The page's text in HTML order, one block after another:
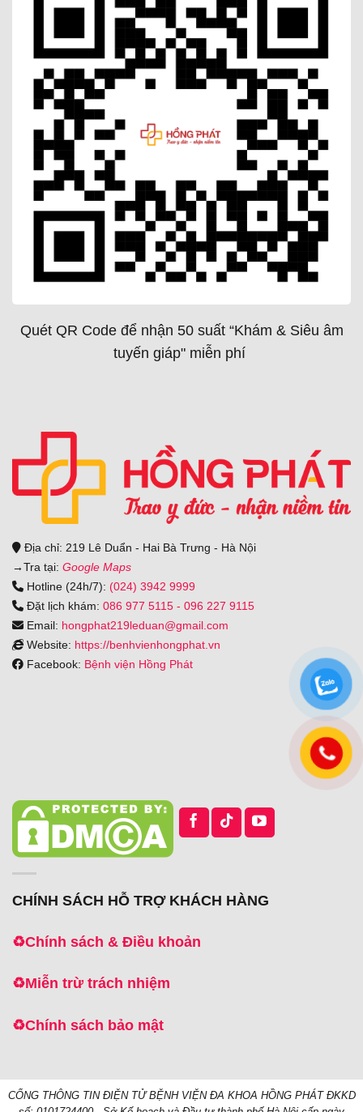
Địa chỉ: 219 Lê Duẩn - Hai Bà Trưng - Hà Nội
→Tra tại: Google Maps
Hotline (24h/7): (024) 3942 9999
Đặt lịch khám: 086 977 5115 - 096 227 9115
Email: hongphat219leduan@gmail.com
Website: https://benhvienhongphat.vn
Facebook: Bệnh viện Hồng Phát
CHÍNH SÁCH HỖ TRỢ KHÁCH HÀNG
♻️Chính sách & Điều khoản
♻️Miễn trừ trách nhiệm
♻️Chính sách bảo mật
Quét QR Code để nhận 50 suất “Khám & Siêu âm
tuyến giáp" miễn phí
CỔNG THÔNG TIN ĐIỆN TỬ BỆNH VIỆN ĐA KHOA HỒNG PHÁT ĐKKD